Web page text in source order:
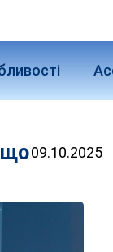
що09.10.2025